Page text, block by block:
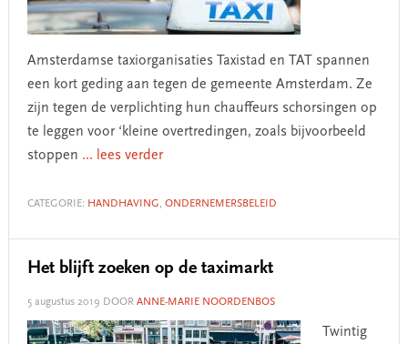
Amsterdamse taxiorganisaties Taxistad en TAT spannen
een kort geding aan tegen de gemeente Amsterdam. Ze
zijn tegen de verplichting hun chauffeurs schorsingen op
te leggen voor ‘kleine overtredingen, zoals bijvoorbeeld
stoppen ... lees verder
CATEGORIE: HANDHAVING, ONDERNEMERSBELEID
Het blijft zoeken op de taximarkt
5 augustus 2019 DOOR ANNE-MARIE NOORDENBOS
Twintig